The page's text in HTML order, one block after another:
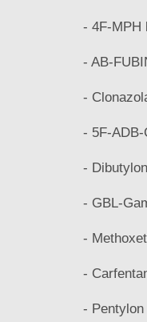
- 4F-MPH
- AB-
-
- 5F-ADB-
-
- GBL-
-
-
-